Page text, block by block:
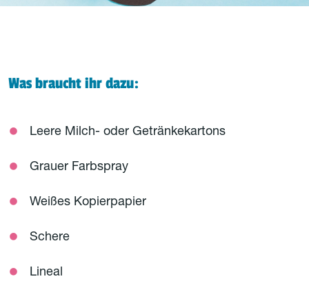
Was braucht ihr dazu:
Leere Milch- oder Getränkekartons
Grauer Farbspray
Weißes Kopierpapier
Schere
Lineal